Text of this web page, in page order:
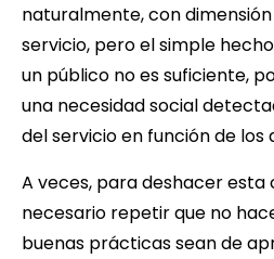
naturalmente, con
servicio, pero el simple
un público no es suficiente,
una necesidad social
del servicio en función de los
A veces, para deshacer esta
necesario repetir que no
buenas prácticas sean de